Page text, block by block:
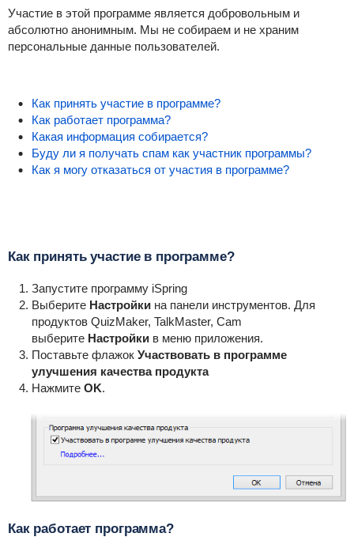
Участие в этой программе является добровольным и
абсолютно анонимным. Мы не собираем и не храним
персональные данные пользователей.
Как принять участие в программе?
Как работает программа?
Какая информация собирается?
Буду ли я получать спам как участник программы?
Как я могу отказаться от участия в программе?
Как принять участие в программе?
Запустите программу iSpring
Выберите Настройкина панели инструментов. Для
продуктов QuizMaker, TalkMaster, Cam
выберите Настройкив меню приложения.
Поставьте флажок Участвовать в программе
улучшения качества продукта
Нажмите ОK.
Как работает программа?